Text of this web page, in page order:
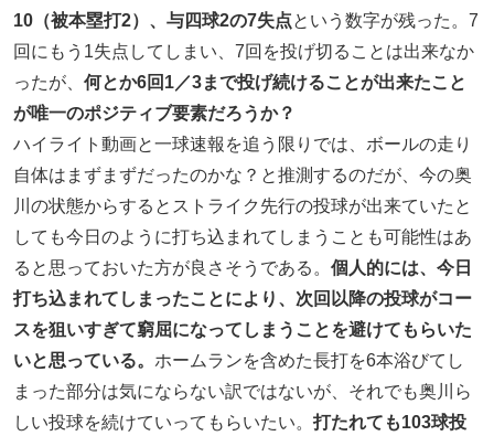
10（被本塁打2）、与四球2の7失点という数字が残った。7
回にもう1失点してしまい、7回を投げ切ることは出来なか
ったが、 何とか6回1／3まで投げ続けることが出来たこと
が唯一のポジティブ要素だろうか？
ハイライト動画と一球速報を追う限りでは、ボールの走り
自体はまずまずだったのかな？と推測するのだが、今の奥
川の状態からするとストライク先行の投球が出来ていたと
しても今日のように打ち込まれてしまうことも可能性はあ
ると思っておいた方が良さそうである。 個人的には、今日
打ち込まれてしまったことにより、次回以降の投球がコー
スを狙いすぎて窮屈になってしまうことを避けてもらいた
いと思っている。 ホームランを含めた長打を6本浴びてし
まった部分は気にならない訳ではないが、それでも奥川ら
しい投球を続けていってもらいたい。 打たれても103球投